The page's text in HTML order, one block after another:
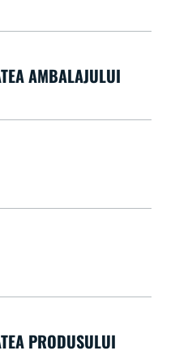
AMBALAJULUI
PRODUSULUI